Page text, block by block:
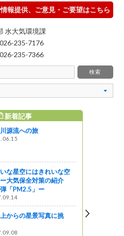
報提供、ご意見・ご要望はこちら
水大気環境課
235-7176
235-7366
新着記事
源流への旅
な星空にはきれいな空
大気保全対策の紹介
「PM2.5」ー
からの星景写真に挑